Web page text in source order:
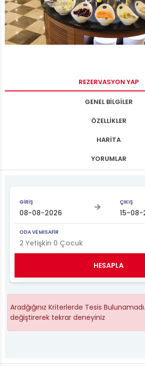
REZERVASYON YAP
GENEL BİLGİLER
ÖZELLİKLER
HARİTA
YORUMLAR
GİRİŞ ÇIKIŞ
ODA VE MİSAFİR
2 Yetişkin 0 Çocuk
HESAPLA
Aradğığınız Kriterlerde Tesis
değiştirerek tekrar deneyiniz